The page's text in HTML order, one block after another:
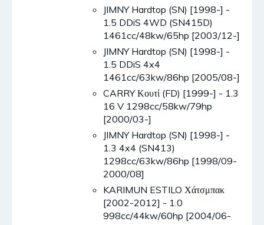
JIMNY Hardtop (SN) [1998-] -
1.5 DDiS 4WD (SN415D)
1461cc/48kw/65hp [2003/12-]
JIMNY Hardtop (SN) [1998-] -
1.5 DDiS 4x4
1461cc/63kw/86hp [2005/08-]
CARRY Κουτί (FD) [1999-] - 1.3
16 V 1298cc/58kw/79hp
[2000/03-]
JIMNY Hardtop (SN) [1998-] -
1.3 4x4 (SN413)
1298cc/63kw/86hp [1998/09-
2000/08]
KARIMUN ESTILO Χάτσμπακ
[2002-2012] - 1.0
998cc/44kw/60hp [2004/06-